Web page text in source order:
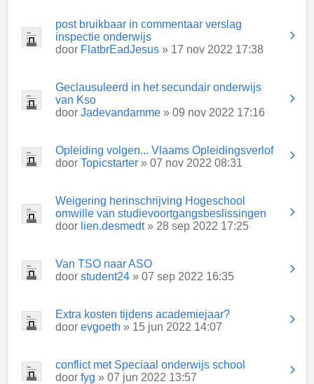
post bruikbaar in commentaar verslag
inspectie onderwijs
door FlatbrEadJesus » 17 nov 2022 17:38
Geclausuleerd in het secundair onderwijs
van Kso
door Jadevandamme » 09 nov 2022 17:16
Opleiding volgen... Vlaams Opleidingsverlof
door Topicstarter » 07 nov 2022 08:31
Weigering herinschrijving Hogeschool
omwille van studievoortgangsbeslissingen
door lien.desmedt» 28 sep 2022 17:25
Van TSO naar ASO
door student24 » 07 sep 2022 16:35
Extra kosten tijdens academiejaar?
door evgoeth » 15 jun 2022 14:07
conflict met Speciaal onderwijs school
door fyg » 07 jun 2022 13:57